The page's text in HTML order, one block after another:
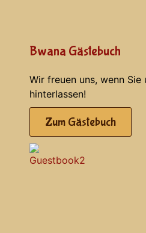
Bwana Gästebuch
Wir freuen uns, wenn Sie
hinterlassen!
Zum Gästebuch